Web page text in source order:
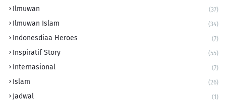
Ilmuwan (37)
Ilmuwan Islam (34)
Indonesdiaa Heroes (7)
Inspiratif Story (55)
Internasional (7)
Islam (26)
Jadwal (1)